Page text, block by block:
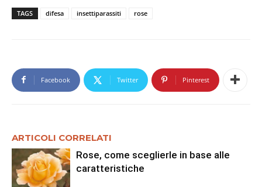
TAGS difesa insettiparassiti rose
Facebook Twitter Pinterest
ARTICOLI CORRELATI
Rose, come sceglierle in base alle
caratteristiche